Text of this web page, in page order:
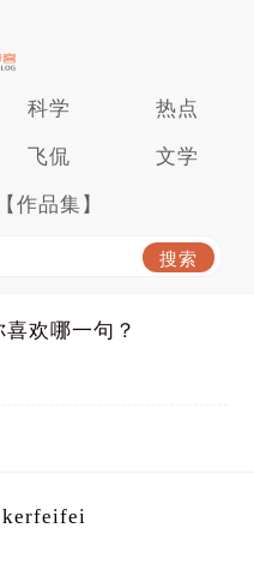
科学 热点
飞侃 文学
【作品集】
欢哪一句？